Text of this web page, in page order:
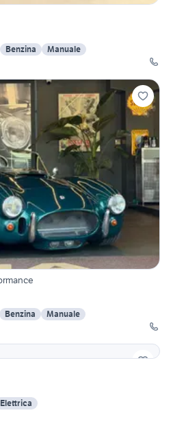
Benzina
Manuale
Benzina
Manuale
Elettrica